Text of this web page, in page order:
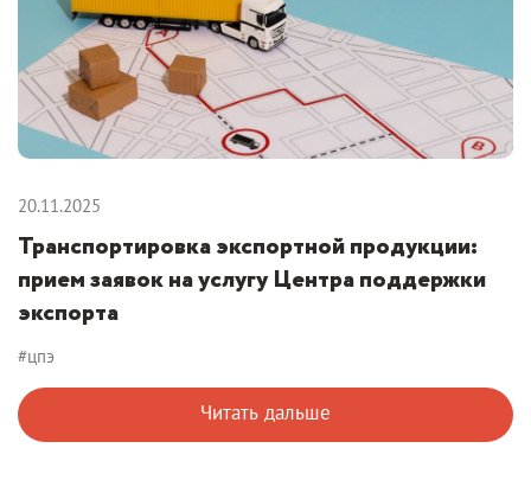
20.11.2025
Транспортировка экспортной продукции:
прием заявок на услугу Центра поддержки
экспорта
#цпэ
Читать дальше